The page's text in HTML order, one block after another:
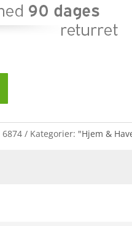
6874 Kategorier: "Hjem &